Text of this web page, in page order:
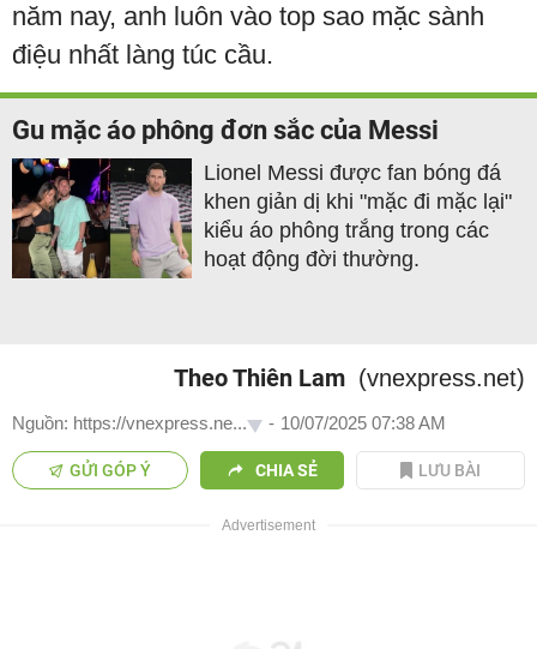
năm nay, anh luôn vào top sao mặc sành
điệu nhất làng túc cầu.
Gu mặc áo phông đơn sắc của Messi
Lionel Messi được fan bóng đá
khen giản dị khi "mặc đi mặc lại"
kiểu áo phông trắng trong các
hoạt động đời thường.
Theo Thiên Lam (vnexpress.net)
Nguồn: https://vnexpress.ne... - 10/07/2025 07:38 AM
GỬI GÓP Ý CHIA SẺ LƯU BÀI